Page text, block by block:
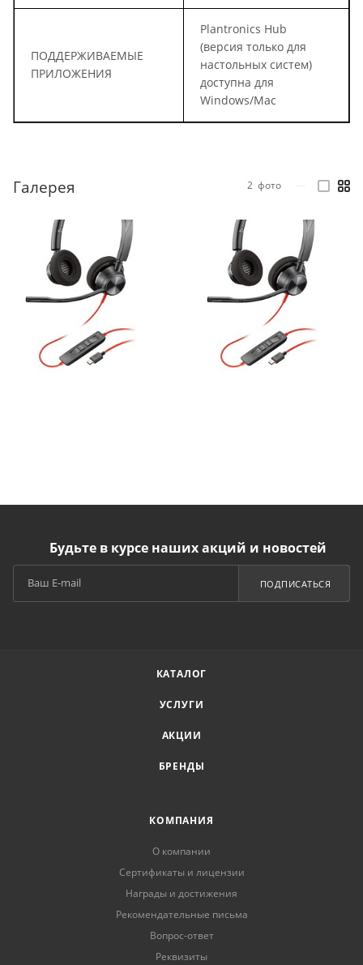
ПОДДЕРЖИВАЕМЫЕ
ПРИЛОЖЕНИЯ
Plantronics Hub
(версия только для
настольных систем)
доступна для
Windows/Mac
Галерея 2 фото
Будьте в курсе наших акций и новостей
ПОДПИСАТЬСЯ
КАТАЛОГ
УСЛУГИ
АКЦИИ
БРЕНДЫ
КОМПАНИЯ
О компании
Сертификаты и лицензии
Награды и достижения
Рекомендательные письма
Вопрос-ответ
Реквизиты